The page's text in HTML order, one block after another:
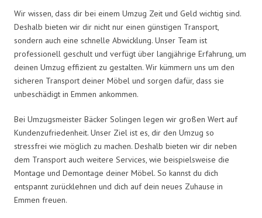
Wir wissen, dass dir bei einem Umzug Zeit und Geld wichtig sind.
Deshalb bieten wir dir nicht nur einen günstigen Transport,
sondern auch eine schnelle Abwicklung. Unser Team ist
professionell geschult und verfügt über langjährige Erfahrung, um
deinen Umzug effizient zu gestalten. Wir kümmern uns um den
sicheren Transport deiner Möbel und sorgen dafür, dass sie
unbeschädigt in Emmen ankommen.
Bei Umzugsmeister Bäcker Solingen legen wir großen Wert auf
Kundenzufriedenheit. Unser Ziel ist es, dir den Umzug so
stressfrei wie möglich zu machen. Deshalb bieten wir dir neben
dem Transport auch weitere Services, wie beispielsweise die
Montage und Demontage deiner Möbel. So kannst du dich
entspannt zurücklehnen und dich auf dein neues Zuhause in
Emmen freuen.